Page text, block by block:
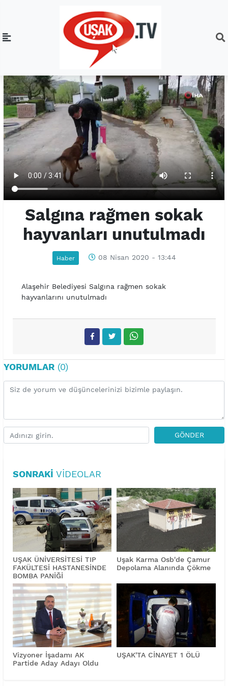
Salgına rağmen sokak
hayvanları unutulmadı
Haber 08 Nisan 2020 - 13:44
Alaşehir Belediyesi Salgına rağmen sokak
hayvanlarını unutulmadı
YORUMLAR (0)
GÖNDER
SONRAKI VIDEOLAR
UŞAK ÜNİVERSİTESİ TIP
FAKÜLTESİ HASTANESİNDE
BOMBA PANİĞİ
Uşak Karma Osb'de Çamur
Depolama Alanında Çökme
Vizyoner İşadamı AK
Partide Aday Adayı Oldu
UŞAK'TA CİNAYET 1 ÖLÜ